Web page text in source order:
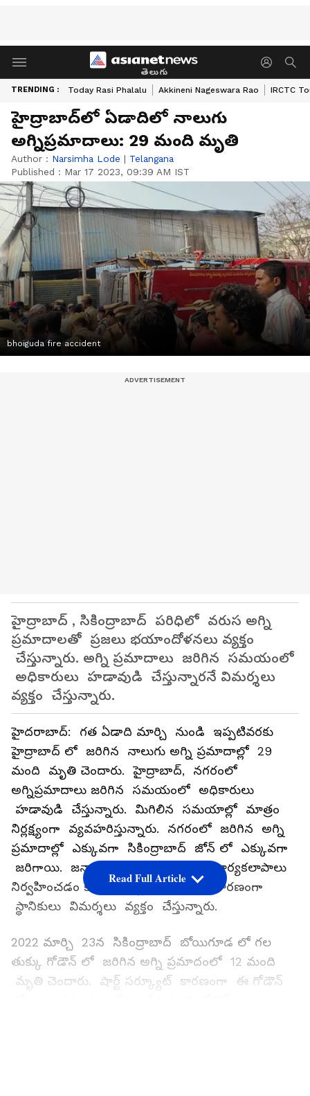
తెలుగు
TRENDING : Today Rasi Phalalu Akkineni Nageswara Rao IRCTC
హైద్రాబాద్‌లో ఏడాదిలో నాలుగు
అగ్నిప్రమాదాలు: 29 మంది మృతి
Author : Narsimha Lode | Telangana
Published : Mar 17 2023, 09:39 AM IST
bhoiguda fire accident
హైద్రాబాద్ , సికింద్రాబాద్ పరిధిలో వరుస అగ్ని
ప్రమాదాలతో ప్రజలు భయాందోళనలు వ్యక్తం
చేస్తున్నారు. అగ్ని ప్రమాదాలు జరిగిన సమయంలో
అధికారులు హడావుడి చేస్తున్నారనే విమర్శలు
వ్యక్తం చేస్తున్నారు.
హైదరాబాద్: గత ఏడాది మార్చి నుండి ఇప్పటివరకు
హైద్రాబాద్ లో జరిగిన నాలుగు అగ్ని ప్రమాదాల్లో 29
మంది మృతి చెందారు. హైద్రాబాద్, నగరంలో
అగ్నిప్రమాదాలు జరిగిన సమయంలో అధికారులు
హడావుడి చేస్తున్నారు. మిగిలిన సమయాల్లో మాత్రం
నిర్లక్ష్యంగా వ్యవహరిస్తున్నారు. నగరంలో జరిగిన అగ్ని
ప్రమాదాల్లో ఎక్కువగా సికింద్రాబాద్ జోన్ లో ఎక్కువగా
జరిగాయి. జనావాసాల మద్య వాణిజ్య కార్యకలాపాలు
నిర్వహించడం కూడా అగ్ని ప్రమాదాలకు కారణంగా
స్థానికులు విమర్శలు వ్యక్తం చేస్తున్నారు.
2022 మార్చి 23న సికింద్రాబాద్ బోయిగూడ లో గల
తుక్కు గోడౌన్ లో జరిగిన అగ్ని ప్రమాదంలో 12 మంది
మృతి చెందారు. షార్ట్ సర్క్యూట్ కారణంగా ఈ గోడౌన్
Read Full Article